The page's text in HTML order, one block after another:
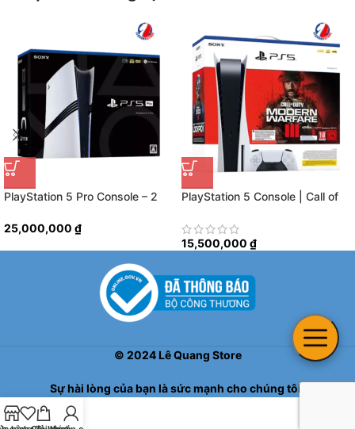
PlayStation 5 Pro Console – 2
25,000,000 ₫
PlayStation 5 Console | Call of
15,500,000 ₫
© 2024Lê Quang Store
Sự hài lòng của bạn là sức mạnh cho chúng tôi!